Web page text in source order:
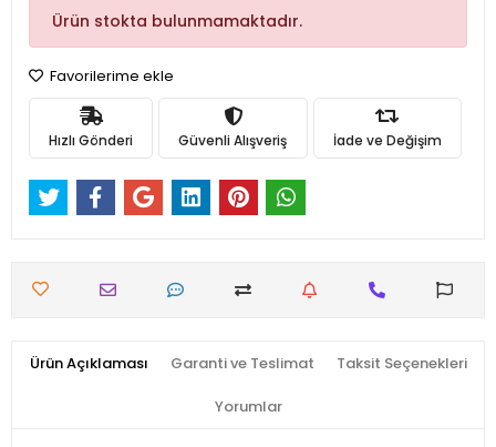
Ürün stokta bulunmamaktadır.
Favorilerime ekle
Hızlı Gönderi Güvenli Alışveriş İade ve Değişim
Ürün Açıklaması Garanti ve Teslimat Taksit Seçenekleri
Yorumlar